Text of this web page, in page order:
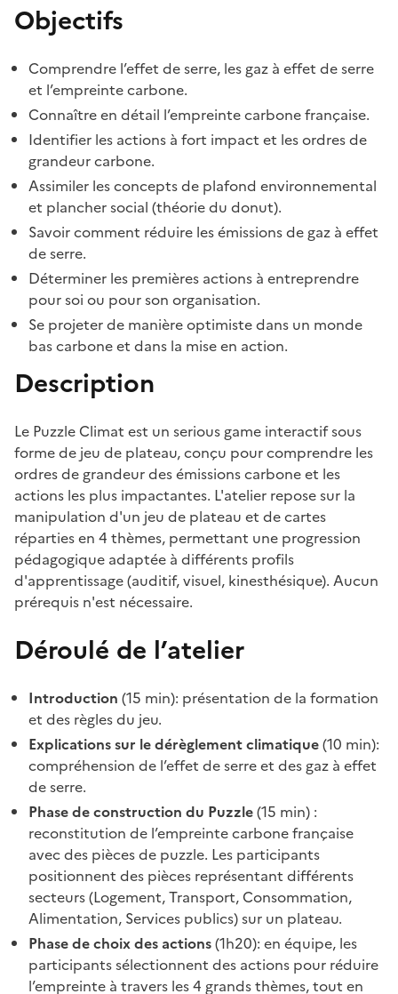
Objectifs
Comprendre l’effet de serre, les gaz à effet de serre
et l’empreinte carbone.
Connaître en détail l’empreinte carbone française.
Identifier les actions à fort impact et les ordres de
grandeur carbone.
Assimiler les concepts de plafond environnemental
et plancher social (théorie du donut).
Savoir comment réduire les émissions de gaz à effet
de serre.
Déterminer les premières actions à entreprendre
pour soi ou pour son organisation.
Se projeter de manière optimiste dans un monde
bas carbone et dans la mise en action.
Description
Le Puzzle Climat est un serious game interactif sous
forme de jeu de plateau, conçu pour comprendre les
ordres de grandeur des émissions carbone et les
actions les plus impactantes. L'atelier repose sur la
manipulation d'un jeu de plateau et de cartes
réparties en 4 thèmes, permettant une progression
pédagogique adaptée à différents profils
d'apprentissage (auditif, visuel, kinesthésique). Aucun
prérequis n'est nécessaire.
Déroulé de l’atelier
Introduction (15 min): présentation de la formation
et des règles du jeu.
Explications sur le dérèglement climatique(10 min):
compréhension de l’effet de serre et des gaz à effet
de serre.
Phase de construction du Puzzle(15 min) :
reconstitution de l’empreinte carbone française
avec des pièces de puzzle. Les participants
positionnent des pièces représentant différents
secteurs (Logement, Transport, Consommation,
Alimentation, Services publics) sur un plateau.
Phase de choix des actions(1h20): en équipe, les
participants sélectionnent des actions pour réduire
l’empreinte à travers les 4 grands thèmes, tout en